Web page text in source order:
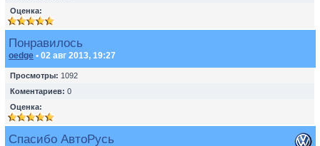
Оценка:
Понравилось
oedge • 02 авг 2013, 19:27
Просмотры: 1092
Коментариев: 0
Оценка:
Спасибо АвтоРусь